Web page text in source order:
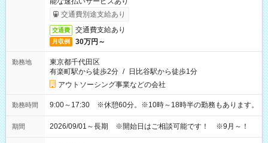
交通費別途支給あり
交通費 交通費支給あり
月収例 30万円～
勤務地
東京都千代田区
有楽町駅から徒歩2分 / 日比谷駅から徒歩1分
アウトソーシング事業などの会社
勤務時間 9:00～17:30 ※休憩60分。※10時～18時半の勤務もあります。
期間 2026/09/01～長期 ※開始日はご相談可能です！ ※9月～！